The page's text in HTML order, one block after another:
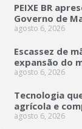
PEIXE BR
Governo de
agosto 6, 2026
Escassez de
expansão do
agosto 6, 2026
Tecnologia
agrícola e
agosto 6, 2026